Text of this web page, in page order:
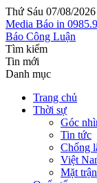
Thứ Sáu 07/08/2026
Media Báo in
Báo Công Luận
Tìm kiếm
Tin mới
Danh mục
Trang chủ
Thời sự
Góc
Tin tức
Chống
Việt
Mặt trận